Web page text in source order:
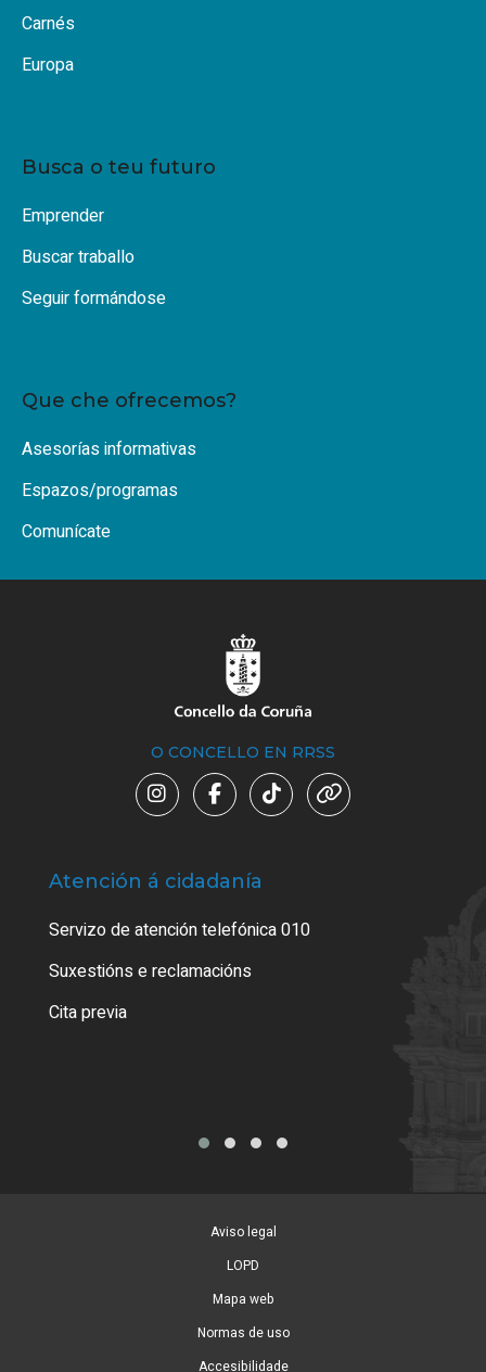
Carnés
Europa
Busca o teu futuro
Emprender
Buscar traballo
Seguir formándose
Que che ofrecemos?
Asesorías informativas
Espazos/programas
Comunícate
O CONCELLO EN RRSS
Atención á cidadanía
Servizo de atención telefónica 010
Suxestións e reclamacións
Cita previa
Aviso legal
LOPD
Mapa web
Normas de uso
Accesibilidade